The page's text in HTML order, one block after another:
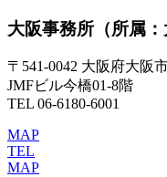
大阪事務所 （所属
〒541-0042 大阪府大阪
JMFビル今橋01-8階
TEL 06-6180-6001
MAP
TEL
MAP